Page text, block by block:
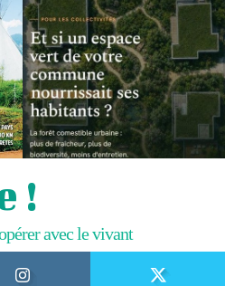
!
avec le vivant